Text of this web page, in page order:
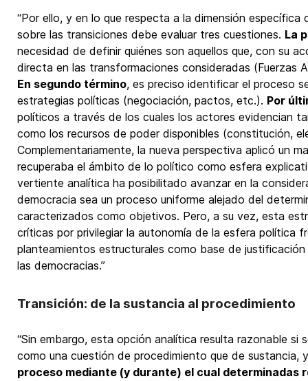
“Por ello, y en lo que respecta a la dimensión
sobre las transiciones debe evaluar tres cuestiones. La
necesidad de definir quiénes son aquellos que, con su
directa en las transformaciones consideradas (Fuerzas
En segundo término, es preciso identificar el proceso
estrategias políticas (negociación, pactos, etc.). Por
políticos a través de los cuales los actores evidencian
como los recursos de poder disponibles (constitución,
Complementariamente, la nueva perspectiva aplicó un
recuperaba el ámbito de lo político como esfera
vertiente analítica ha posibilitado avanzar en la
democracia sea un proceso uniforme alejado del
caracterizados como objetivos. Pero, a su vez, esta
críticas por privilegiar la autonomía de la esfera política
planteamientos estructurales como base de
las democracias.”
Transición: de la sustancia al procedimiento
“Sin embargo, esta opción analítica resulta razonable si
como una cuestión de procedimiento que de sustancia,
proceso mediante (y durante) el cual determinadas